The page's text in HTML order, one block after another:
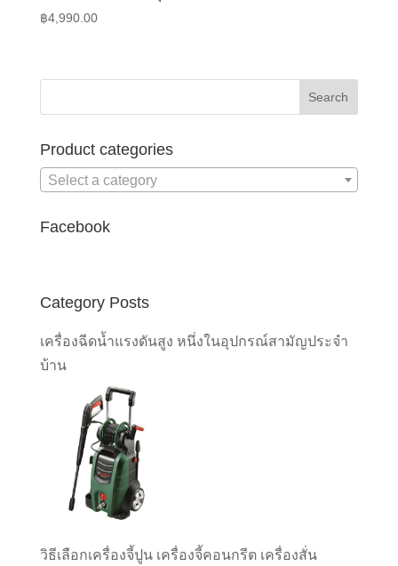
฿4,990.00
Product categories
Select a category
Facebook
Category Posts
เครื่องฉีดน้ำแรงดันสูง หนึ่งในอุปกรณ์สามัญประจำ
บ้าน
วิธีเลือกเครื่องจี้ปูน เครื่องจี้คอนกรีต เครื่องสั่น